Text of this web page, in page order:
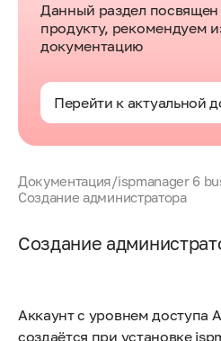
Данный раздел
продукту, рекомендуем
документацию
Перейти к актуальной
Документация/ispmanager 6
Создание администратора
Создание
Аккаунт с уровнем доступа
создаётся при установке